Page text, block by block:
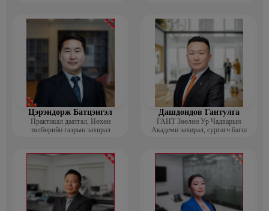
Цэрэндорж Батцэнгэл
Практикал даатгал, Нөхөн
төлбөрийн газрын захирал
Дашдондов Гантулга
ГАНТ Зөөлөн Ур Чадварын
Академи захирал, сургагч багш